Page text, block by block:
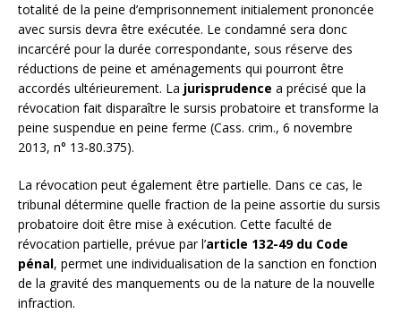
totalité de la peine d’emprisonnement initialement prononcée
avec sursis devra être exécutée. Le condamné sera donc
incarcéré pour la durée correspondante, sous réserve des
réductions de peine et aménagements qui pourront être
accordés ultérieurement. La jurisprudence a précisé que la
révocation fait disparaître le sursis probatoire et transforme la
peine suspendue en peine ferme (Cass. crim., 6 novembre
2013, n° 13-80.375).
La révocation peut également être partielle. Dans ce cas, le
tribunal détermine quelle fraction de la peine assortie du sursis
probatoire doit être mise à exécution. Cette faculté de
révocation partielle, prévue par l’article 132-49 du Code
pénal, permet une individualisation de la sanction en fonction
de la gravité des manquements ou de la nature de la nouvelle
infraction.